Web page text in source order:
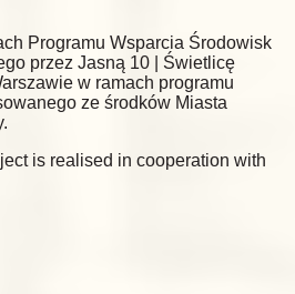
Programu Wsparcia Środowisk
przez Jasną 10 | Świetlicę
w ramach programu
ze środków Miasta
is realised in cooperation with